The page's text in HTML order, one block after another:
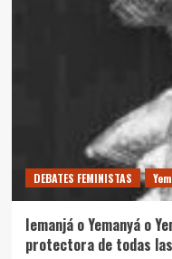
OBRECHT
DOMINACIÓN
DEBATES FEMINISTAS
Iemanjá o Yemanyá o
protectora de todas